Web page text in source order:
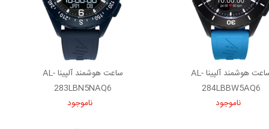
ساعت هوشمند آلپینا AL-
284LBBW5AQ6
ناموجود
ساعت هوشمند آلپینا AL-
283LBN5NAQ6
ناموجود